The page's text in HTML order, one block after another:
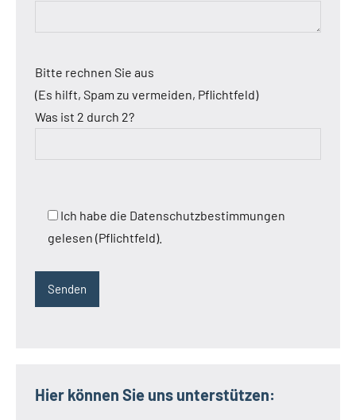
Bitte rechnen Sie aus
(Es hilft, Spam zu vermeiden, Pflichtfeld)
Was ist 2 durch 2?
Ich habe die Datenschutzbestimmungen
gelesen (Pflichtfeld).
Hier können Sie uns unterstützen: